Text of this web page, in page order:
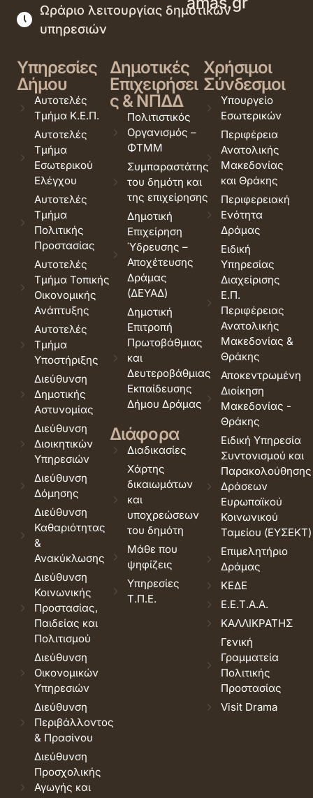
Ωράριο λειτουργίας δημοτικών
υπηρεσιών
Υπηρεσίες
Δήμου
Αυτοτελές
Τμήμα Κ.Ε.Π.
Αυτοτελές
Τμήμα
Εσωτερικού
Ελέγχου
Αυτοτελές
Τμήμα
Πολιτικής
Προστασίας
Αυτοτελές
Τμήμα Τοπικής
Οικονομικής
Ανάπτυξης
Αυτοτελές
Τμήμα
Υποστήριξης
Διεύθυνση
Δημοτικής
Αστυνομίας
Διεύθυνση
Διοικητικών
Υπηρεσιών
Διεύθυνση
Δόμησης
Διεύθυνση
Καθαριότητας
&
Ανακύκλωσης
Διεύθυνση
Κοινωνικής
Προστασίας,
Παιδείας και
Πολιτισμού
Διεύθυνση
Οικονομικών
Υπηρεσιών
Διεύθυνση
Περιβάλλοντος
& Πρασίνου
Διεύθυνση
Προσχολικής
Αγωγής και
Δημοτικές
Επιχειρήσει
ς & ΝΠΔΔ
Πολιτιστικός
Οργανισμός –
ΦΤΜΜ
Συμπαραστάτης
του δημότη και
της επιχείρησης
Δημοτική
Επιχείρηση
Ύδρευσης –
Αποχέτευσης
Δράμας
(ΔΕΥΑΔ)
Δημοτική
Επιτροπή
Πρωτοβάθμιας
και
Δευτεροβάθμιας
Εκπαίδευσης
Δήμου Δράμας
Διάφορα
Διαδικασίες
Χάρτης
δικαιωμάτων
και
υποχρεώσεων
του δημότη
Μάθε που
ψηφίζεις
Υπηρεσίες
Τ.Π.Ε.
Χρήσιμοι
Σύνδεσμοι
Υπουργείο
Εσωτερικών
Περιφέρεια
Ανατολικής
Μακεδονίας
και Θράκης
Περιφερειακή
Ενότητα
Δράμας
Ειδική
Υπηρεσίας
Διαχείρισης
Ε.Π.
Περιφέρειας
Ανατολικής
Μακεδονίας &
Θράκης
Αποκεντρωμένη
Διοίκηση
Μακεδονίας -
Θράκης
Ειδική Υπηρεσία
Συντονισμού και
Παρακολούθησης
Δράσεων
Ευρωπαϊκού
Κοινωνικού
Ταμείου (ΕΥΣΕΚΤ)
Επιμελητήριο
Δράμας
ΚΕΔΕ
Ε.Ε.Τ.Α.Α.
ΚΑΛΛΙΚΡΑΤΗΣ
Γενική
Γραμματεία
Πολιτικής
Προστασίας
Visit Drama